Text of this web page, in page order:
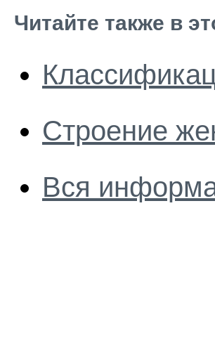
Читайте также в
Строение
Вся